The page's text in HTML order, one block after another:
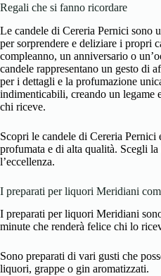
Regali che si fanno ricordare
Le candele di Cereria Pernici sono
per sorprendere e deliziare i propri
compleanno, un anniversario o
candele rappresentano un gesto di
per i dettagli e la profumazione
indimenticabili, creando un legame
chi riceve.
Scopri le candele di Cereria Pernici
profumata e di alta qualità. Scegli la
l’eccellenza.
I preparati per liquori Meridiani
I preparati per liquori Meridiani
minute che renderà felice chi lo
Sono preparati di vari gusti che
liquori, grappe o gin aromatizzati.